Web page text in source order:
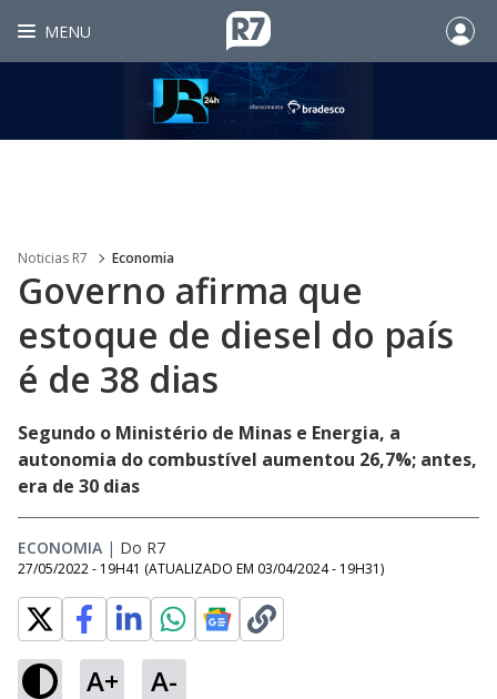
MENU
Noticias R7 Economia
Governo afirma que
estoque de diesel do país
é de 38 dias
Segundo o Ministério de Minas e Energia, a
autonomia do combustível aumentou 26,7%; antes,
era de 30 dias
ECONOMIA | Do R7
27/05/2022 - 19H41 (ATUALIZADO EM 03/04/2024 - 19H31)
A+ A-